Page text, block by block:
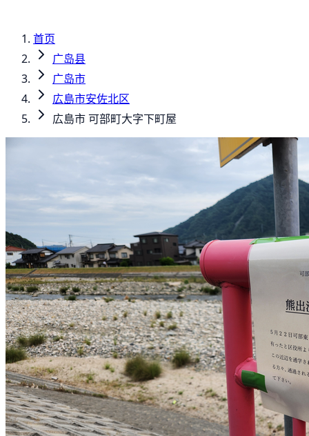
首页
广岛县
广岛市
広島市安佐北区
広島市 可部町大字下町屋